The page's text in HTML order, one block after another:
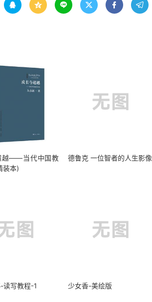
     
越——当代中国教
装本)
德鲁克 一位智者的人生影像
读写教程-1 少女香-美绘版